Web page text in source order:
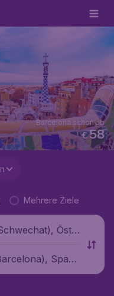
€58
Barcelona schon ab
Mehrere Ziele
Öste
Spani